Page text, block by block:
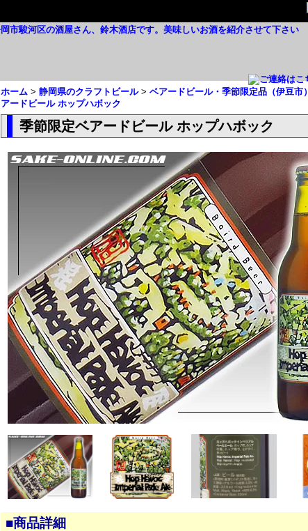
ホーム > 静岡県のクラフトビール> ベアードビール・季節限定品（伊豆市）
アードビール ホップハボック
季節限定ベアードビール ホップハボック
■商品詳細